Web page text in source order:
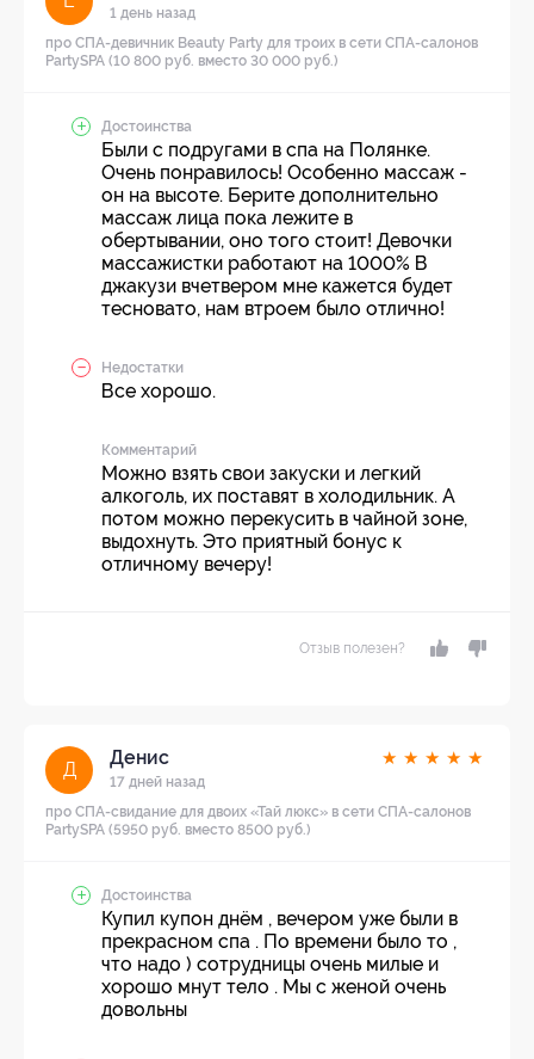
1 день назад
про СПА-девичник Beauty Party для троих в сети СПА-салонов
PartySPA (10 800 руб. вместо 30 000 руб.)
Достоинства
Были с подругами в спа на Полянке.
Очень понравилось! Особенно массаж -
он на высоте. Берите дополнительно
массаж лица пока лежите в
обертывании, оно того стоит! Девочки
массажистки работают на 1000% В
джакузи вчетвером мне кажется будет
тесновато, нам втроем было отлично!
Недостатки
Все хорошо.
Комментарий
Можно взять свои закуски и легкий
алкоголь, их поставят в холодильник. А
потом можно перекусить в чайной зоне,
выдохнуть. Это приятный бонус к
отличному вечеру!
Отзыв полезен?
Д
Денис
17 дней назад
★ ★ ★ ★ ★
про СПА-свидание для двоих «Тай люкс» в сети СПА-салонов
PartySPA (5950 руб. вместо 8500 руб.)
Достоинства
Купил купон днём , вечером уже были в
прекрасном спа . По времени было то ,
что надо ) сотрудницы очень милые и
хорошо мнут тело . Мы с женой очень
довольны